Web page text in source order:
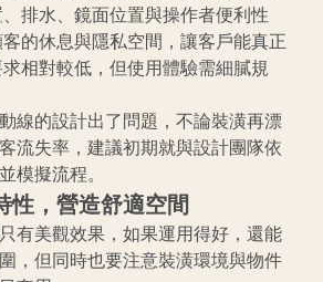
排水、鏡面位置與操作者便利性
的休息與隱私空間，讓客戶能真正
相對較低，但使用體驗需細膩規
線的設計出了問題，不論裝潢再漂
流失率，建議初期就與設計團隊依
模擬流程。
性，營造舒適空間
有美觀效果，如果運用得好，還能
，但同時也要注意裝潢環境與物件